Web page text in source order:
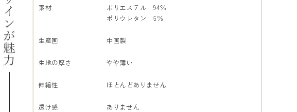
素材
ポリエステル 94％
ポリウレタン 6％
生産国 中国製
生地の厚さ やや薄い
伸縮性 ほとんどありません
透け感 ありません